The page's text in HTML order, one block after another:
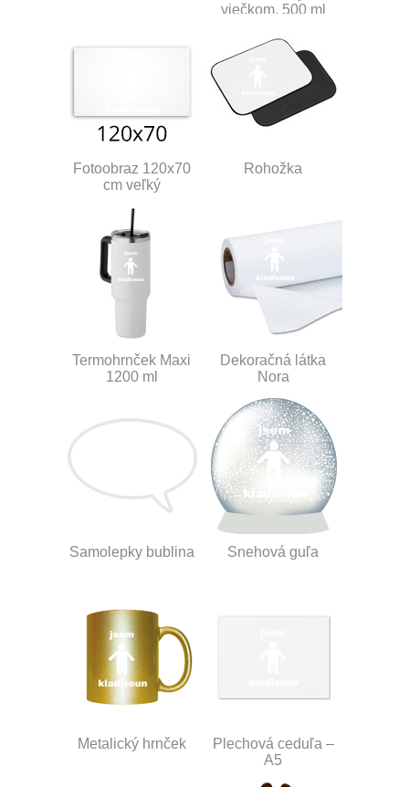
viečkom, 500 ml
Fotoobraz 120x70
cm veľký
Rohožka
Termohrnček Maxi
1200 ml
Dekoračná látka
Nora
Samolepky bublina Snehová guľa
Metalický hrnček
Plechová ceduľa –
A5